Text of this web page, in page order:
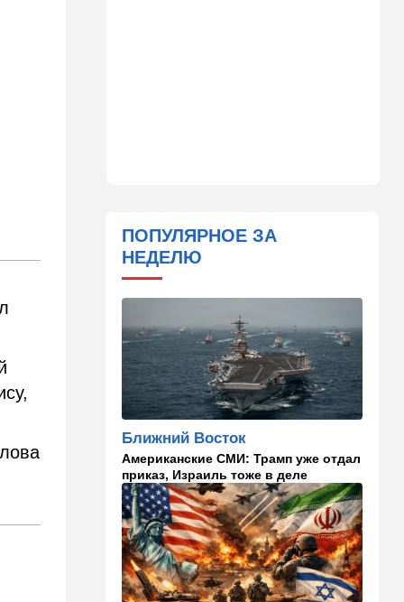
ресторане в Москве
15:00 Культура
сходить с детьми на
каникулах
14:49 Стиль жизни
Спор, которому нет конца:
кто умнее - кошки или
14:41 Ближний Восток
Россия и Китай усиливают
поддержку Ирана: война с
США меняет баланс сил
14:18 Мнения
"Это ваше туда-сюда
страшно раздражает"
ПОПУЛЯРНОЕ ЗА
НЕДЕЛЮ
Ближний Восток
Американские СМИ: Трамп уже отдал
приказ, Израиль тоже в деле